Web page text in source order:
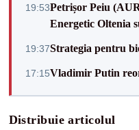
19:53Petrișor Peiu
Energetic Oltenia
19:37Strategia pentru
17:15Vladimir Putin
Distribuie articolul